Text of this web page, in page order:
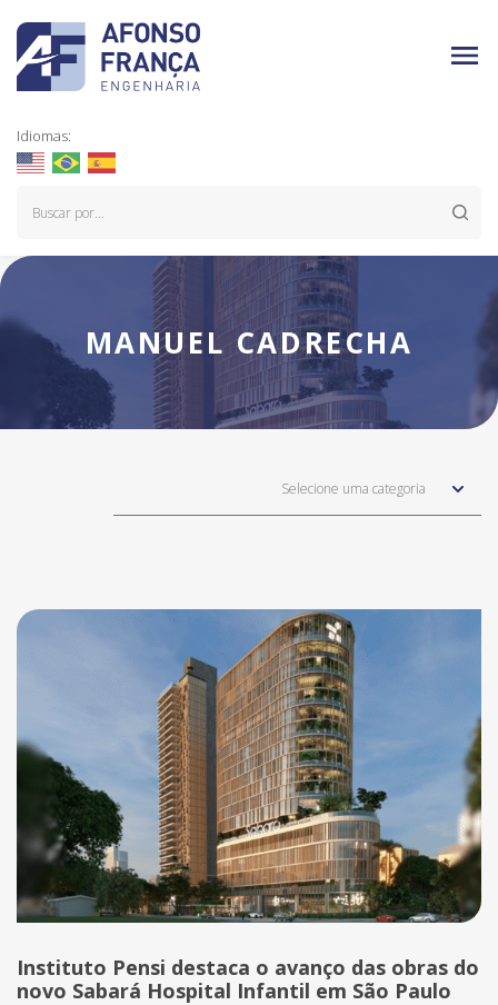
Idiomas:
MANUEL CADRECHA
Selecione uma categoria
Instituto Pensi destaca o avanço das obras do
novo Sabará Hospital Infantil em São Paulo